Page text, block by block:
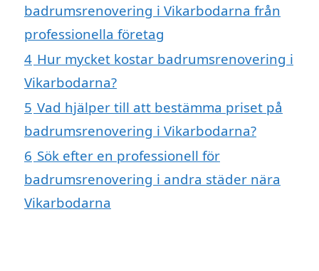
badrumsrenovering i Vikarbodarna från
professionella företag
4 Hur mycket kostar badrumsrenovering i
Vikarbodarna?
5 Vad hjälper till att bestämma priset på
badrumsrenovering i Vikarbodarna?
6 Sök efter en professionell för
badrumsrenovering i andra städer nära
Vikarbodarna